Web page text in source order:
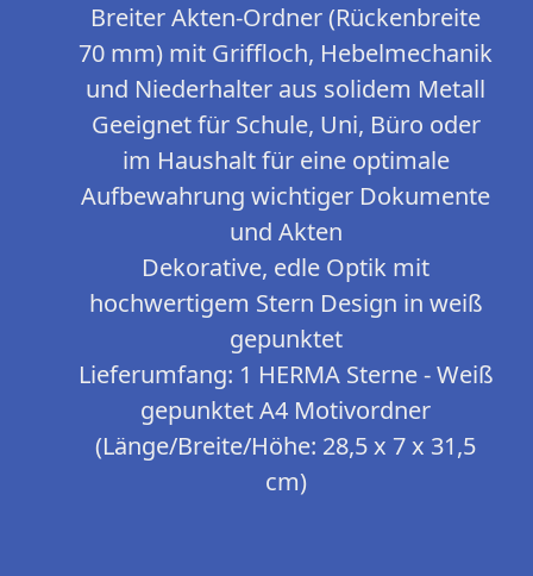
Breiter Akten-Ordner (Rückenbreite
70 mm) mit Griffloch, Hebelmechanik
und Niederhalter aus solidem Metall
Geeignet für Schule, Uni, Büro oder
im Haushalt für eine optimale
Aufbewahrung wichtiger Dokumente
und Akten
Dekorative, edle Optik mit
hochwertigem Stern Design in weiß
gepunktet
Lieferumfang: 1 HERMA Sterne - Weiß
gepunktet A4 Motivordner
(Länge/Breite/Höhe: 28,5 x 7 x 31,5
cm)